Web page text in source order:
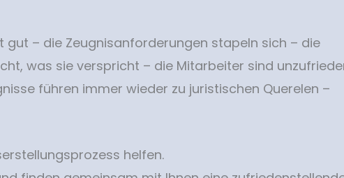
gut – die Zeugnisanforderungen stapeln sich – die
was sie verspricht – die Mitarbeiter sind
führen immer wieder zu juristischen Querelen –
helfen.